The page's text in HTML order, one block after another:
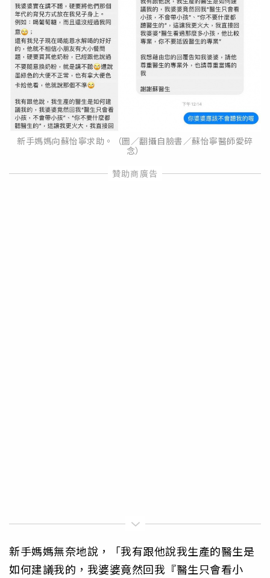
新手媽媽向蘇怡寧求助。（圖／翻攝自臉書／蘇怡寧醫師愛碎
念）
新手媽媽無奈地說，「我有跟他說我生產的醫生是
如何建議我的，我婆婆竟然回我『醫生只會看小